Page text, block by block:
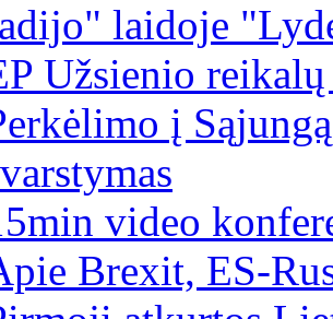
laidoje
Užsienio
į
video
Brexit, ES-